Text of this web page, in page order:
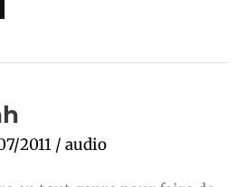
2011 / audio